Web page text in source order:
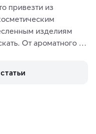
привезти из
изделиям
От ароматного
близким или себе на